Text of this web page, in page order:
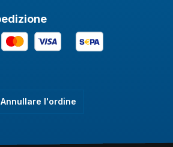
Annullare l'ordine